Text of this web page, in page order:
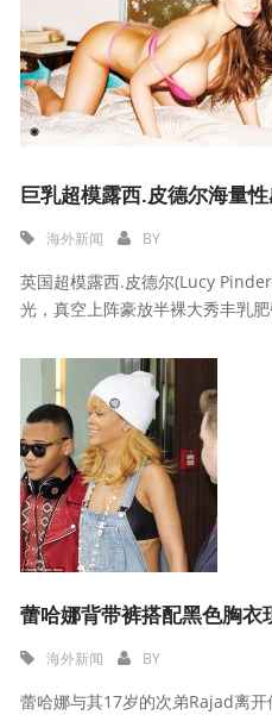
巨乳超模露西.皮德尔海量
海外新闻 BY
英国超模露西.皮德尔(Lucy
光，真空上阵豪放半裸大秀丰乳
海外新闻 BY
蕾哈娜与其17岁的次弟Rajad离